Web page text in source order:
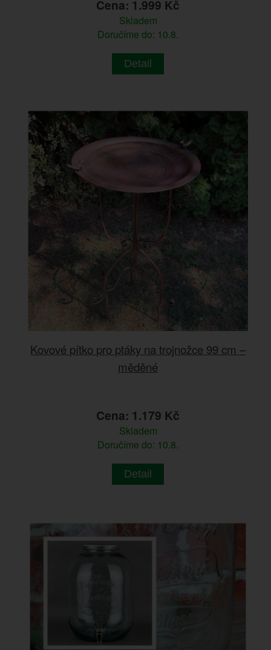
Cena: 1.999 Kč
Skladem
Doručíme do: 10.8.
Detail
Kovové pítko pro ptáky na trojnožce 99 cm –
měděné
Cena: 1.179 Kč
Skladem
Doručíme do: 10.8.
Detail